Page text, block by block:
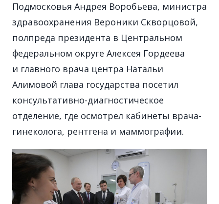
Подмосковья Андрея Воробьева, министра
здравоохранения Вероники Скворцовой,
полпреда президента в Центральном
федеральном округе Алексея Гордеева
и главного врача центра Натальи
Алимовой глава государства посетил
консультативно-диагностическое
отделение, где осмотрел кабинеты врача-
гинеколога, рентгена и маммографии.